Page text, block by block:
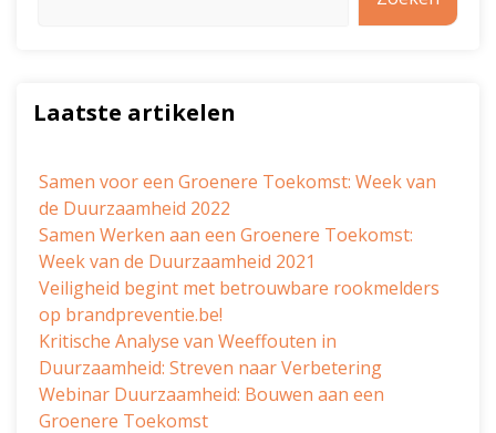
Laatste artikelen
Samen voor een Groenere Toekomst: Week van
de Duurzaamheid 2022
Samen Werken aan een Groenere Toekomst:
Week van de Duurzaamheid 2021
Veiligheid begint met betrouwbare rookmelders
op brandpreventie.be!
Kritische Analyse van Weeffouten in
Duurzaamheid: Streven naar Verbetering
Webinar Duurzaamheid: Bouwen aan een
Groenere Toekomst